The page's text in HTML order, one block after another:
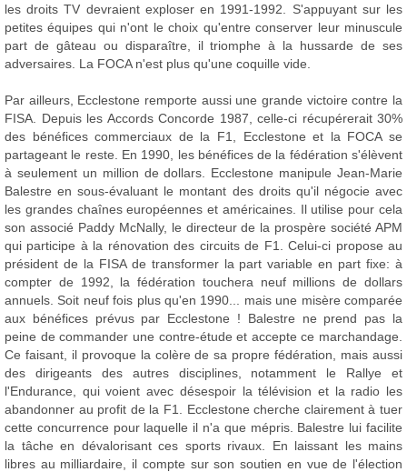
les droits TV devraient exploser en 1991-1992. S'appuyant sur les
petites équipes qui n'ont le choix qu'entre conserver leur minuscule
part de gâteau ou disparaître, il triomphe à la hussarde de ses
adversaires. La FOCA n'est plus qu'une coquille vide.
Par ailleurs, Ecclestone remporte aussi une grande victoire contre la
FISA. Depuis les Accords Concorde 1987, celle-ci récupérerait 30%
des bénéfices commerciaux de la F1, Ecclestone et la FOCA se
partageant le reste. En 1990, les bénéfices de la fédération s'élèvent
à seulement un million de dollars. Ecclestone manipule Jean-Marie
Balestre en sous-évaluant le montant des droits qu'il négocie avec
les grandes chaînes européennes et américaines. Il utilise pour cela
son associé Paddy McNally, le directeur de la prospère société APM
qui participe à la rénovation des circuits de F1. Celui-ci propose au
président de la FISA de transformer la part variable en part fixe: à
compter de 1992, la fédération touchera neuf millions de dollars
annuels. Soit neuf fois plus qu'en 1990... mais une misère comparée
aux bénéfices prévus par Ecclestone ! Balestre ne prend pas la
peine de commander une contre-étude et accepte ce marchandage.
Ce faisant, il provoque la colère de sa propre fédération, mais aussi
des dirigeants des autres disciplines, notamment le Rallye et
l'Endurance, qui voient avec désespoir la télévision et la radio les
abandonner au profit de la F1. Ecclestone cherche clairement à tuer
cette concurrence pour laquelle il n'a que mépris. Balestre lui facilite
la tâche en dévalorisant ces sports rivaux. En laissant les mains
libres au milliardaire, il compte sur son soutien en vue de l'élection